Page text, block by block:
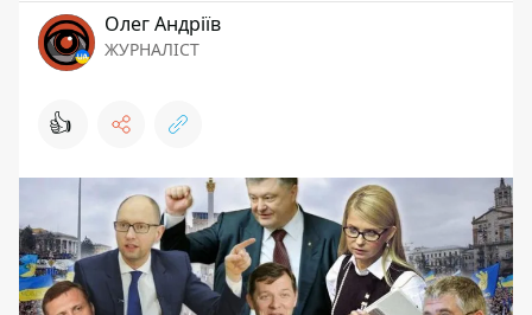
Олег Андріїв
ЖУРНАЛІСТ
👍